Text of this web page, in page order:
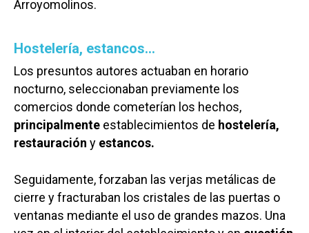
Arroyomolinos.
Hostelería, estancos…
Los presuntos autores actuaban en horario
nocturno, seleccionaban previamente los
comercios donde cometerían los hechos,
principalmente establecimientos de hostelería,
restauración y estancos.
Seguidamente, forzaban las verjas metálicas de
cierre y fracturaban los cristales de las puertas o
ventanas mediante el uso de grandes mazos. Una